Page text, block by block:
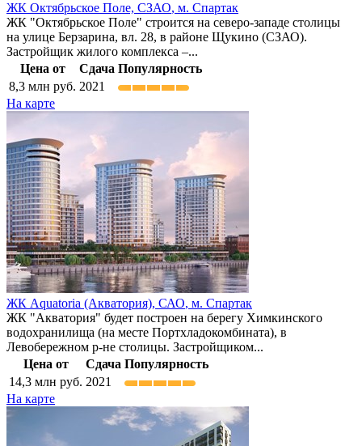
ЖК Октябрьское Поле, СЗАО, м. Спартак
ЖК "Октябрьское Поле" строится на северо-западе столицы
на улице Берзарина, вл. 28, в районе Щукино (СЗАО).
Застройщик жилого комплекса –...
Цена от
Сдача Популярность
8,3 млн руб. 2021
На карте
ЖК Aquatoria (Акватория), САО, м. Спартак
ЖК "Акватория" будет построен на берегу Химкинского
водохранилища (на месте Портхладокомбината), в
Левобережном р-не столицы. Застройщиком...
Цена от
Сдача Популярность
14,3 млн руб. 2021
На карте